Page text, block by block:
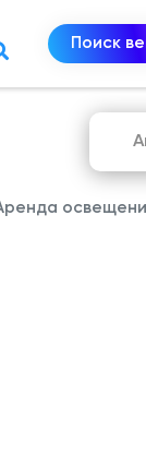
Поиск